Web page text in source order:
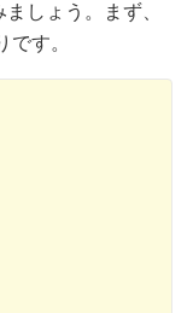
しょう。まず、
す。